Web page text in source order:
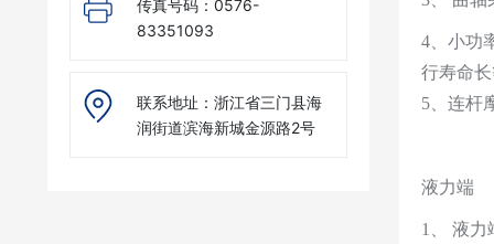
传真号码：0576-
83351093
联系地址：浙江省三门县海
润街道滨海新城金源路2号
4、小功
行寿命
5、连杆
液力端
1、 液力